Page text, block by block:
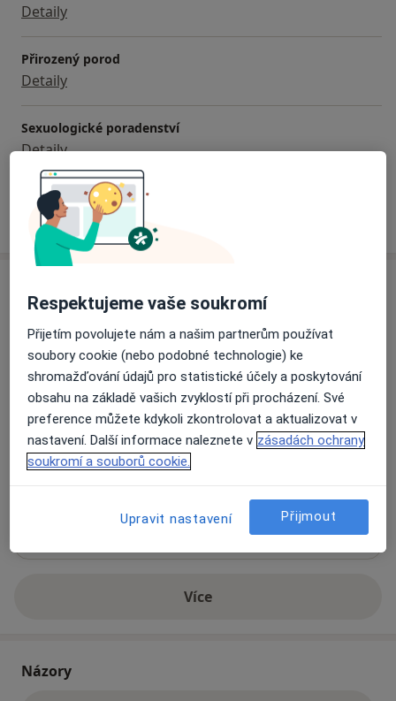
Detaily
Přirozený porod
Detaily
Sexuologické poradenství
Detaily
Jak fungují ceny?
Adresa 1 Adresa 2
Praha
Přiblížit mapu
Na této adrese online kalendář není aktivní
Co mám v takové situaci udělat?
Víceo adrese
Názory
Respektujeme vaše soukromí
Přijetím povolujete nám a našim partnerům používat
soubory cookie (nebo podobné technologie) ke
shromažďování údajů pro statistické účely a poskytování
obsahu na základě vašich zvyklostí při procházení. Své
preference můžete kdykoli zkontrolovat a aktualizovat v
nastavení. Další informace naleznete v zásadách ochrany
soukromí a souborů cookie.
Upravit nastavení Přijmout